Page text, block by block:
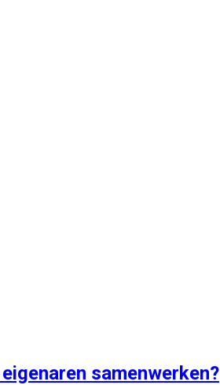
samenwerken?